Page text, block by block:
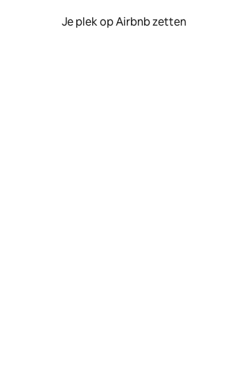
Je plek op Airbnb zetten